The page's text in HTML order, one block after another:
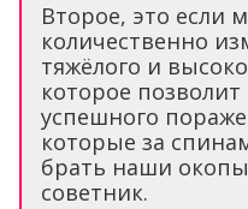
Второе, это если
количественно
тяжёлого и
которое
успешного
которые за
брать наши
советник.